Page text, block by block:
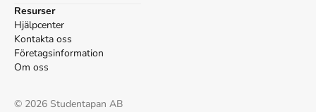
Resurser
Hjälpcenter
Kontakta oss
Företagsinformation
Om oss
© 2026 Studentapan AB